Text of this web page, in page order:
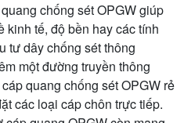
chống sét OPGW giúp
kinh tế, độ bền hay các tính
tư dây chống sét thông
một đường truyền thông
quang chống sét OPGW rẻ
các loại cáp chôn trực tiếp.